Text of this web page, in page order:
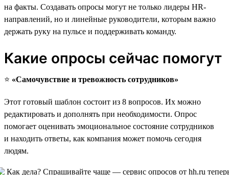
на факты. Создавать опросы могут не только лидеры HR-
направлений, но и линейные руководители, которым важно
держать руку на пульсе и поддерживать команду.
Какие опросы сейчас помогут
⭐️ «Самочувствие и тревожность сотрудников»
Этот готовый шаблон состоит из 8 вопросов. Их можно
редактировать и дополнять при необходимости. Опрос
помогает оценивать эмоциональное состояние сотрудников
и находить ответы, как компания может помочь сегодня
людям.